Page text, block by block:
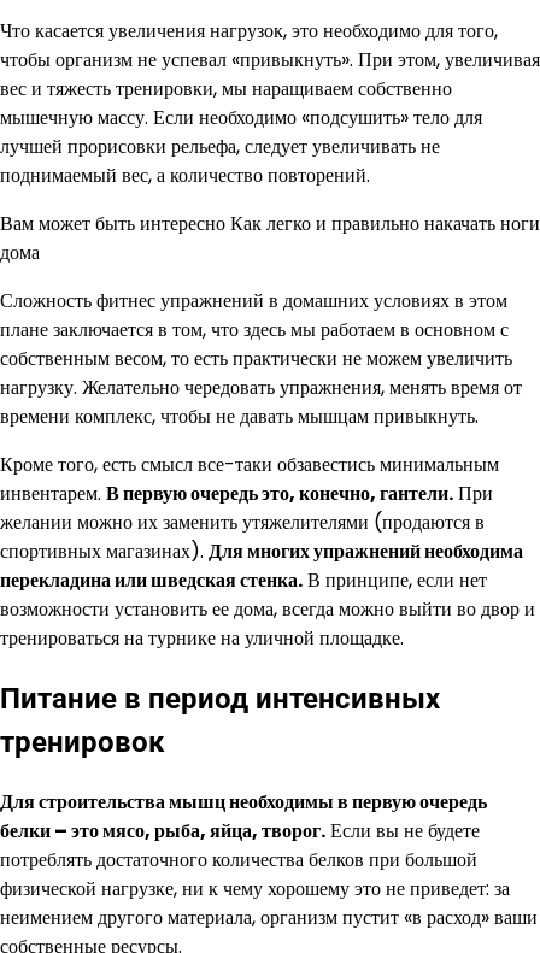
Что касается увеличения нагрузок, это необходимо для того,
чтобы организм не успевал «привыкнуть». При этом, увеличивая
вес и тяжесть тренировки, мы наращиваем собственно
мышечную массу. Если необходимо «подсушить» тело для
лучшей прорисовки рельефа, следует увеличивать не
поднимаемый вес, а количество повторений.
Вам может быть интересно Как легко и правильно накачать ноги
дома
Сложность фитнес упражнений в домашних условиях в этом
плане заключается в том, что здесь мы работаем в основном с
собственным весом, то есть практически не можем увеличить
нагрузку. Желательно чередовать упражнения, менять время от
времени комплекс, чтобы не давать мышцам привыкнуть.
Кроме того, есть смысл все-таки обзавестись минимальным
инвентарем. В первую очередь это, конечно, гантели.При
желании можно их заменить утяжелителями (продаются в
спортивных магазинах). Для многих упражнений необходима
перекладина или шведская стенка.В принципе, если нет
возможности установить ее дома, всегда можно выйти во двор и
тренироваться на турнике на уличной площадке.
Питание в период интенсивных
тренировок
Для строительства мышц необходимы в первую очередь
белки – это мясо, рыба, яйца, творог.Если вы не будете
потреблять достаточного количества белков при большой
физической нагрузке, ни к чему хорошему это не приведет: за
неимением другого материала, организм пустит «в расход» ваши
собственные ресурсы.